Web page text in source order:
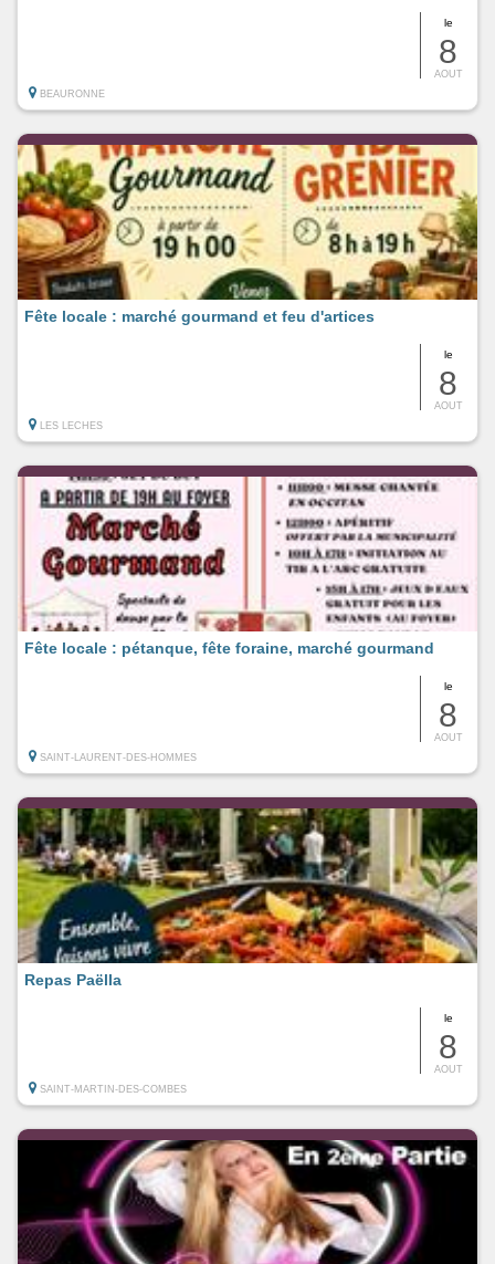
le
8
AOUT
BEAURONNE
le
8
AOUT
Fête locale : marché gourmand et feu d'artices
LES LECHES
le
8
AOUT
Fête locale : pétanque, fête foraine, marché gourmand
SAINT-LAURENT-DES-HOMMES
le
8
AOUT
Repas Paëlla
SAINT-MARTIN-DES-COMBES